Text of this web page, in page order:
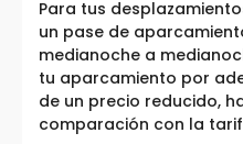
Para tus
un pase de
medianoche a
tu aparcamiento por
de un precio reducido,
comparación con la